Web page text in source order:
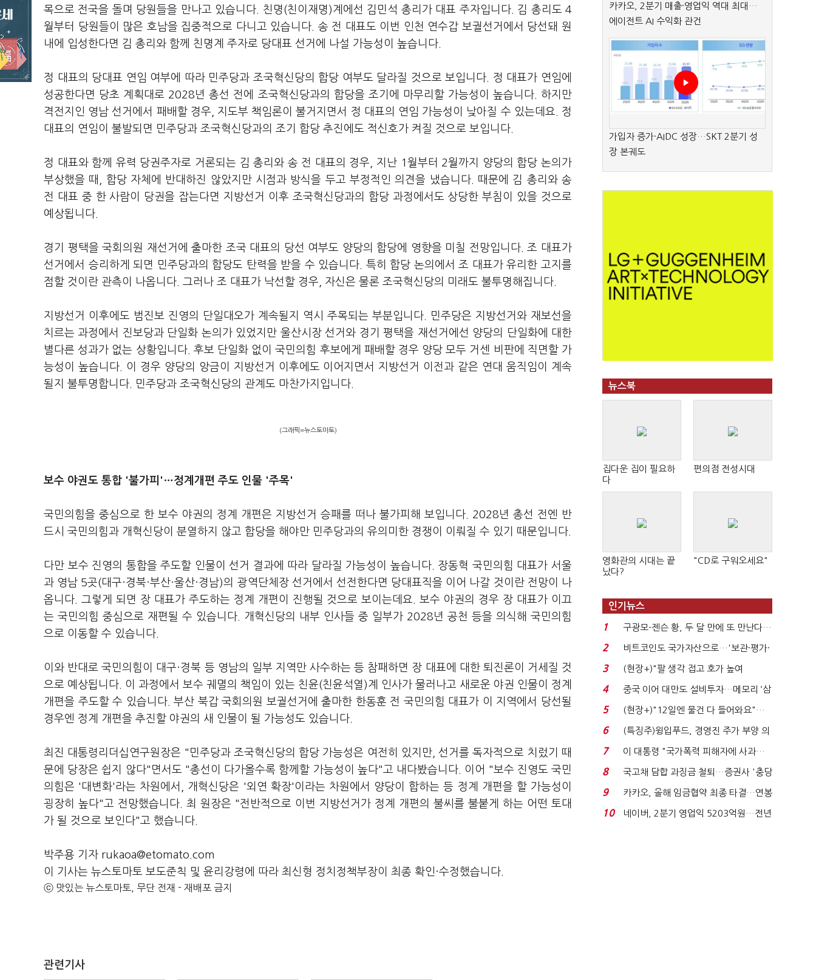
목으로 전국을 돌며 당원들을 만나고 있습니다. 친명(친이재명)계에선 김민석 총리가 대표 주자입니다. 김 총리도 4
월부터 당원들이 많은 호남을 집중적으로 다니고 있습니다. 송 전 대표도 이번 인천 연수갑 보궐선거에서 당선돼 원
내에 입성한다면 김 총리와 함께 친명계 주자로 당대표 선거에 나설 가능성이 높습니다.
정 대표의 당대표 연임 여부에 따라 민주당과 조국혁신당의 합당 여부도 달라질 것으로 보입니다. 정 대표가 연임에
성공한다면 당초 계획대로 2028년 총선 전에 조국혁신당과의 합당을 조기에 마무리할 가능성이 높습니다. 하지만
격전지인 영남 선거에서 패배할 경우, 지도부 책임론이 불거지면서 정 대표의 연임 가능성이 낮아질 수 있는데요. 정
대표의 연임이 불발되면 민주당과 조국혁신당과의 조기 합당 추진에도 적신호가 켜질 것으로 보입니다.
정 대표와 함께 유력 당권주자로 거론되는 김 총리와 송 전 대표의 경우, 지난 1월부터 2월까지 양당의 합당 논의가
부상했을 때, 합당 자체에 반대하진 않았지만 시점과 방식을 두고 부정적인 의견을 냈습니다. 때문에 김 총리와 송
전 대표 중 한 사람이 당권을 잡는다면 지방선거 이후 조국혁신당과의 합당 과정에서도 상당한 부침이 있을 것으로
예상됩니다.
경기 평택을 국회의원 재선거에 출마한 조국 대표의 당선 여부도 양당의 합당에 영향을 미칠 전망입니다. 조 대표가
선거에서 승리하게 되면 민주당과의 합당도 탄력을 받을 수 있습니다. 특히 합당 논의에서 조 대표가 유리한 고지를
점할 것이란 관측이 나옵니다. 그러나 조 대표가 낙선할 경우, 자신은 물론 조국혁신당의 미래도 불투명해집니다.
지방선거 이후에도 범진보 진영의 단일대오가 계속될지 역시 주목되는 부분입니다. 민주당은 지방선거와 재보선을
치르는 과정에서 진보당과 단일화 논의가 있었지만 울산시장 선거와 경기 평택을 재선거에선 양당의 단일화에 대한
별다른 성과가 없는 상황입니다. 후보 단일화 없이 국민의힘 후보에게 패배할 경우 양당 모두 거센 비판에 직면할 가
능성이 높습니다. 이 경우 양당의 앙금이 지방선거 이후에도 이어지면서 지방선거 이전과 같은 연대 움직임이 계속
될지 불투명합니다. 민주당과 조국혁신당의 관계도 마찬가지입니다.
(그래픽=뉴스토마토)
보수 야권도 통합 '불가피'…정계개편 주도 인물 '주목'
국민의힘을 중심으로 한 보수 야권의 정계 개편은 지방선거 승패를 떠나 불가피해 보입니다. 2028년 총선 전엔 반
드시 국민의힘과 개혁신당이 분열하지 않고 합당을 해야만 민주당과의 유의미한 경쟁이 이뤄질 수 있기 때문입니다.
다만 보수 진영의 통합을 주도할 인물이 선거 결과에 따라 달라질 가능성이 높습니다. 장동혁 국민의힘 대표가 서울
과 영남 5곳(대구·경북·부산·울산·경남)의 광역단체장 선거에서 선전한다면 당대표직을 이어 나갈 것이란 전망이 나
옵니다. 그렇게 되면 장 대표가 주도하는 정계 개편이 진행될 것으로 보이는데요. 보수 야권의 경우 장 대표가 이끄
는 국민의힘 중심으로 재편될 수 있습니다. 개혁신당의 내부 인사들 중 일부가 2028년 공천 등을 의식해 국민의힘
으로 이동할 수 있습니다.
이와 반대로 국민의힘이 대구·경북 등 영남의 일부 지역만 사수하는 등 참패하면 장 대표에 대한 퇴진론이 거세질 것
으로 예상됩니다. 이 과정에서 보수 궤멸의 책임이 있는 친윤(친윤석열)계 인사가 물러나고 새로운 야권 인물이 정계
개편을 주도할 수 있습니다. 부산 북갑 국회의원 보궐선거에 출마한 한동훈 전 국민의힘 대표가 이 지역에서 당선될
경우엔 정계 개편을 추진할 야권의 새 인물이 될 가능성도 있습니다.
최진 대통령리더십연구원장은 "민주당과 조국혁신당의 합당 가능성은 여전히 있지만, 선거를 독자적으로 치렀기 때
문에 당장은 쉽지 않다"면서도 "총선이 다가올수록 함께할 가능성이 높다"고 내다봤습니다. 이어 "보수 진영도 국민
의힘은 '대변화'라는 차원에서, 개혁신당은 '외연 확장'이라는 차원에서 양당이 합하는 등 정계 개편을 할 가능성이
굉장히 높다"고 전망했습니다. 최 원장은 "전반적으로 이번 지방선거가 정계 개편의 불씨를 불붙게 하는 어떤 토대
가 될 것으로 보인다"고 했습니다.
박주용 기자 rukaoa@etomato.com
이 기사는 뉴스토마토 보도준칙 및 윤리강령에 따라 최신형 정치정책부장이 최종 확인·수정했습니다.
ⓒ 맛있는 뉴스토마토, 무단 전재 - 재배포 금지
관련기사
카카오, 2분기 매출·영업익 역대 최대…
에이전트 AI 수익화 관건
가입자 증가·AIDC 성장…SKT 2분기 성
장 본궤도
뉴스북
집다운 집이 필요하
다
편의점 전성시대
영화관의 시대는 끝
났다?
"CD로 구워오세요"
인기뉴스
1
구광모-젠슨 황, 두 달 만에 또 만난다…
로봇·AI 등 논...
2
비트코인도 국가자산으로…'보관·평가·
처분' 기준은 ...
3
(현장+)"팔 생각 접고 호가 높여
요"…'덜 똘똘한 한 채' 20...
4
중국 이어 대만도 설비투자…메모리 ‘삼
국전쟁’
5
(현장+)"12일엔 물건 다 들어와요"…
빈 매대 채우며 문 연 ...
6
(특징주)윙입푸드, 경영진 주가 부양 의
지에 상한가...
7
이 대통령 "국가폭력 피해자에 사과…
적극적 조사로 진...
8
국고채 담합 과징금 철퇴…증권사 '충당
금 폭탄' 우려...
9
카카오, 올해 임금협약 최종 타결…연봉
6.3% 인상·격려...
10
네이버, 2분기 영업익 5203억원…전년